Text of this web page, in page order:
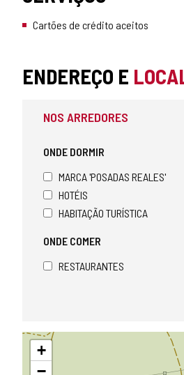
Cartões de crédito aceitos
ENDEREÇO E
NOS ARREDORES
ONDE DORMIR
MARCA 'POSADAS REALES'
HOTÉIS
HABITAÇÃO TURÍSTICA
ONDE COMER
RESTAURANTES
Pular
mapa
+
−